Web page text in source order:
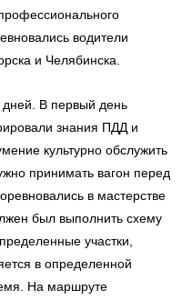
водители
и Челябинска.
дней. В первый день
знания ПДД и
культурно обслужить
принимать вагон перед
в мастерстве
был выполнить схему
участки,
в определенной
На маршруте